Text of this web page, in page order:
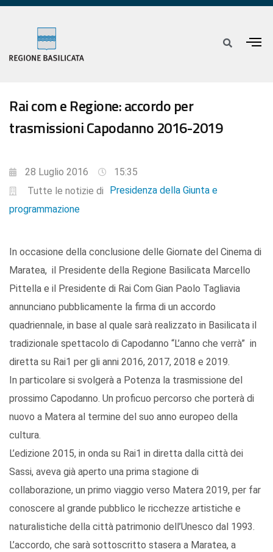
Rai com e Regione: accordo per
trasmissioni Capodanno 2016-2019
28 Luglio 2016
15:35
Tutte le notizie di
Presidenza della Giunta e
programmazione
In occasione della conclusione delle Giornate del Cinema di
Maratea, il Presidente della Regione Basilicata Marcello
Pittella e il Presidente di Rai Com Gian Paolo Tagliavia
annunciano pubblicamente la firma di un accordo
quadriennale, in base al quale sarà realizzato in Basilicata il
tradizionale spettacolo di Capodanno “L’anno che verrà” in
diretta su Rai1 per gli anni 2016, 2017, 2018 e 2019.
In particolare si svolgerà a Potenza la trasmissione del
prossimo Capodanno. Un proficuo percorso che porterà di
nuovo a Matera al termine del suo anno europeo della
cultura.
L’edizione 2015, in onda su Rai1 in diretta dalla città dei
Sassi, aveva già aperto una prima stagione di
collaborazione, un primo viaggio verso Matera 2019, per far
conoscere al grande pubblico le ricchezze artistiche e
naturalistiche della città patrimonio dell’Unesco dal 1993.
L’accordo, che sarà sottoscritto stasera a Maratea, a